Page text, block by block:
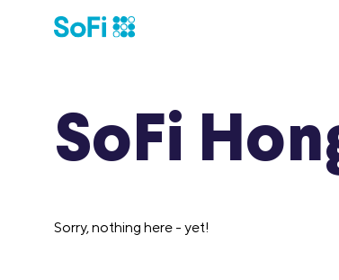
SoFi
Sorry, nothing here - yet!